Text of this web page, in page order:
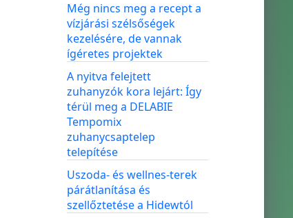
Még nincs meg a recept a
vízjárási szélsőségek
kezelésére, de vannak
ígéretes projektek
A nyitva felejtett
zuhanyzók kora lejárt: Így
térül meg a DELABIE
Tempomix
zuhanycsaptelep
telepítése
Uszoda- és wellnes-terek
párátlanítása és
szellőztetése a Hidewtól